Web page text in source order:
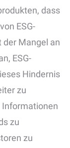
dass
ESG-
der Mangel an
ESG-
Hindernis
zu
Informationen
zu
zu